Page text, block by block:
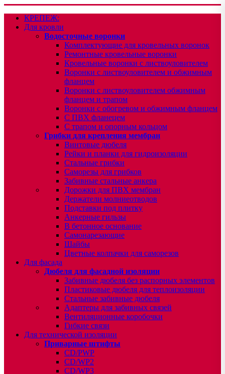
КРЕПЕЖ:
Для кровли
Водосточные воронки
Комплектующие для кровельных воронок
Ремонтные кровельные воронки
Кровельные воронки с листвоуловителем
Воронки с листвоуловителем и обжимным
фланцем
Воронки с листвоуловителем обжимным
фланцем и трапом
Воронки с обогревом и обжимным фланцем
С ПВХ фланецем
С трапом и опорным кольцом
Грибки для крепления мембран
Винтовые дюбеля
Рейки и планки для гидроизоляции
Стальные грибки
Саморезы для грибков
Забивные стальные анкера
Дорожки для ПВХ мембран
Держатели молниеотводов
Подставки под плитку
Анкерные гильзы
В бетонное основание
Самонарезающие
Шайбы
Цветные колпачки для саморезов
Для фасада
Дюбеля для фасадной изоляции
Забивные дюбеля без распорных элементов
Пластиковые дюбеля для теплоизоляции
Стальные забивные дюбеля
Адаптеры для забивных связей
Вентиляционные коробочки
Гибкие связи
Для технической изоляции
Приварные штифты
CD/PWP
CD/WP2
CD/WP3